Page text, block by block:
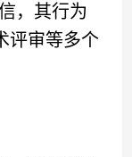
，其行为
评审等多个